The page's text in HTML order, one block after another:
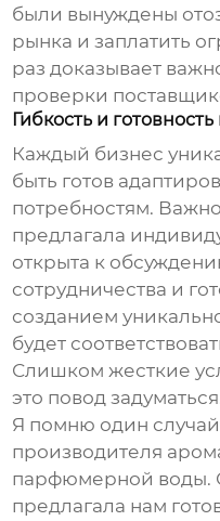
были вынуждены
рынка и заплатить
раз доказывает
проверки
Гибкость и
Каждый бизнес
быть готов
потребностям.
предлагала
открыта к
сотрудничества и
созданием
будет
Слишком жесткие
это повод
Я помню один
производителя
парфюмерной воды.
предлагала нам